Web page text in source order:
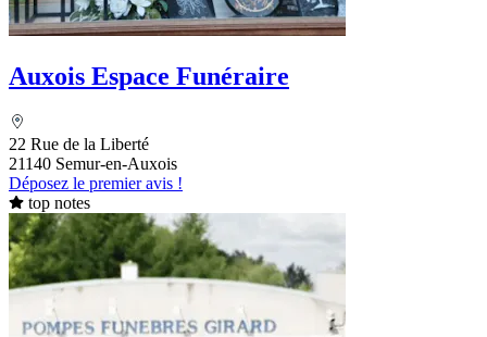
Auxois Espace Funéraire
22 Rue de la Liberté
21140 Semur-en-Auxois
Déposez le premier avis !
top notes